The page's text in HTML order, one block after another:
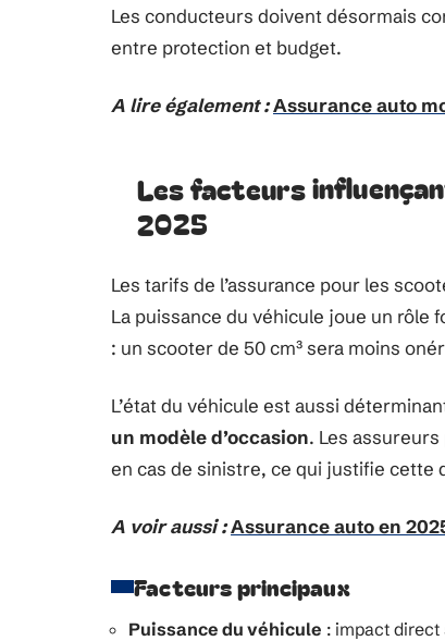
Les conducteurs doivent désormais
entre protection et budget.
A lire également :Assurance auto
Les facteurs
2025
Les tarifs de l’assurance pour les
La puissance du véhicule joue un rôle
: un scooter de 50 cm³ sera moins
L’état du véhicule est aussi
un modèle d’occasion. Les
en cas de sinistre, ce qui justifie cette
A voir aussi :Assurance auto en
Facteurs principaux
Puissance du véhicule : impact direct